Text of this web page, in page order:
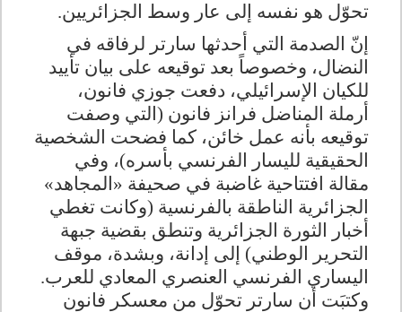
تحوّل هو نفسه إلى عار وسط الجزائريين.
إنّ الصدمة التي أحدثها سارتر لرفاقه في
النضال، وخصوصاً بعد توقيعه على بيان تأييد
للكيان الإسرائيلي، دفعت جوزي فانون،
أرملة المناضل فرانز فانون (التي وصفت
توقيعه بأنه عمل خائن، كما فضحت الشخصية
الحقيقية لليسار الفرنسي بأسره)، وفي
مقالة افتتاحية غاضبة في صحيفة «المجاهد»
الجزائرية الناطقة بالفرنسية (وكانت تغطي
أخبار الثورة الجزائرية وتنطق بقضية جبهة
التحرير الوطني) إلى إدانة، وبشدة، موقف
اليساري الفرنسي العنصري المعادي للعرب.
وكتبَت أن سارتر تحوّل من معسكر فانون